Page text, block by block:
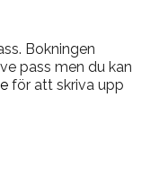
Bokningen
pass men du kan
för att skriva upp